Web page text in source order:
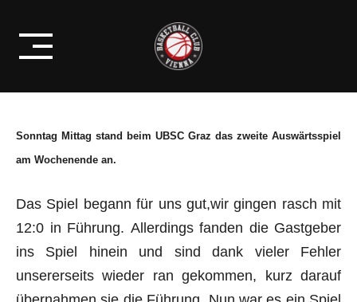
contentHART ERKÄMPFTER SIEG!
Sonntag Mittag stand beim UBSC Graz das zweite Auswärtsspiel
am Wochenende an.
Das Spiel begann für uns gut,wir gingen rasch mit
12:0 in Führung. Allerdings fanden die Gastgeber
ins Spiel hinein und sind dank vieler Fehler
unsererseits wieder ran gekommen, kurz darauf